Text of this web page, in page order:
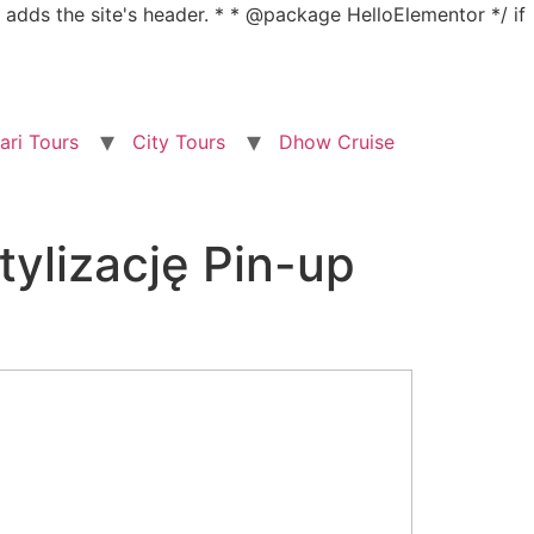
the site's header. * * @package HelloElementor */ if
Tours City Tours Dhow Cruise
Pin-up